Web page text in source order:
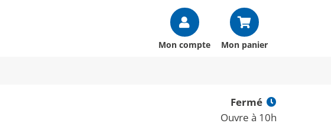
Mon compte Mon panier
Fermé
Ouvre à 10h